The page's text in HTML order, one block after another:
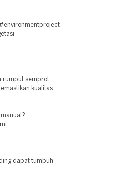
rumput semprot
kualitas
dapat tumbuh